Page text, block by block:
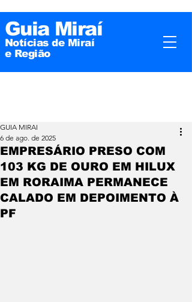
Guia Miraí
Notícias de Miraí
e Região
EMPRESÁRIO PRESO COM
103 KG DE OURO EM HILUX
EM RORAIMA PERMANECE
CALADO EM DEPOIMENTO À
PF
GUIA MIRAI
6 de ago. de 2025